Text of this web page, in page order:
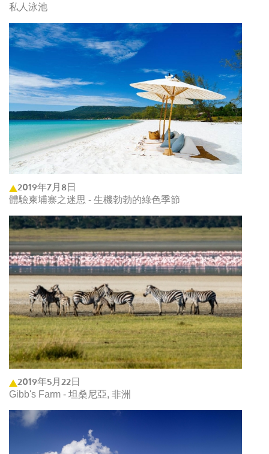
私人泳池
2019年7月8日
體驗柬埔寨之迷思 - 生機勃勃的綠色季節
2019年5月22日
Gibb's Farm - 坦桑尼亞, 非洲